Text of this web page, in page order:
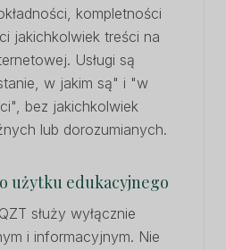
kompletności
jakichkolwiek treści na
Usługi są
w jakim są" i "w
bez jakichkolwiek
lub dorozumianych.
użytku edukacyjnego
służy wyłącznie
i informacyjnym. Nie